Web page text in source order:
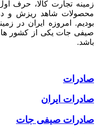
زمینه تجارت کالا، حرف
محصولات شاهد ریزش و
بودیم. امروزه ایران در
صیفی جات یکی از کشور
باشد.
صادرات
صادرات ایران
صادرات صیفی جات